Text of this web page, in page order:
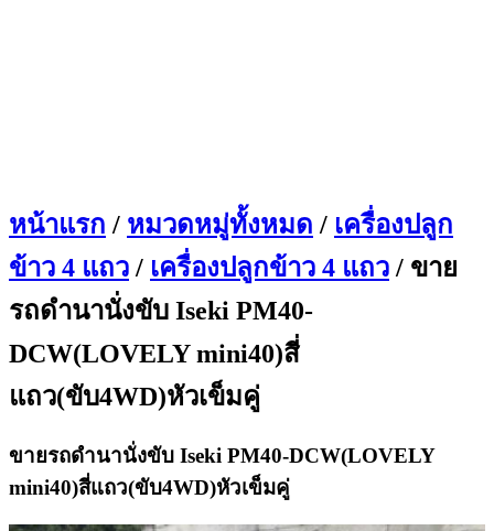
หน้าแรก / หมวดหมู่ทั้งหมด / เครื่องปลูก
ข้าว 4 แถว / เครื่องปลูกข้าว 4 แถว / ขาย
รถดำนานั่งขับ Iseki PM40-
DCW(LOVELY mini40)สี่
แถว(ขับ4WD)หัวเข็มคู่
ขายรถดำนานั่งขับ Iseki PM40-DCW(LOVELY
mini40)สี่แถว(ขับ4WD)หัวเข็มคู่